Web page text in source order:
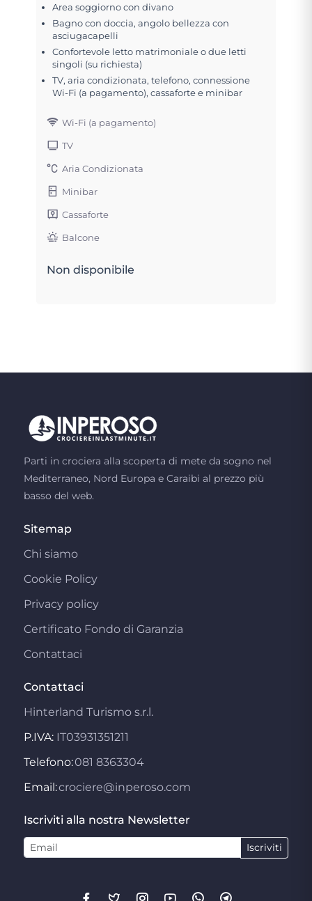
Area soggiorno con divano
Bagno con doccia, angolo bellezza con
asciugacapelli
Confortevole letto matrimoniale o due letti
singoli (su richiesta)
TV, aria condizionata, telefono, connessione
Wi-Fi (a pagamento), cassaforte e minibar
Wi-Fi (a pagamento)
TV
Aria Condizionata
Minibar
Cassaforte
Balcone
Non disponibile
Parti in crociera alla scoperta di mete da sogno nel
Mediterraneo, Nord Europa e Caraibi al prezzo più
basso del web.
Sitemap
Chi siamo
Cookie Policy
Privacy policy
Certificato Fondo di Garanzia
Contattaci
Contattaci
Hinterland Turismo s.r.l.
P.IVA: IT03931351211
Telefono:081 8363304
Email:crociere@inperoso.com
Iscriviti alla nostra Newsletter
Iscriviti